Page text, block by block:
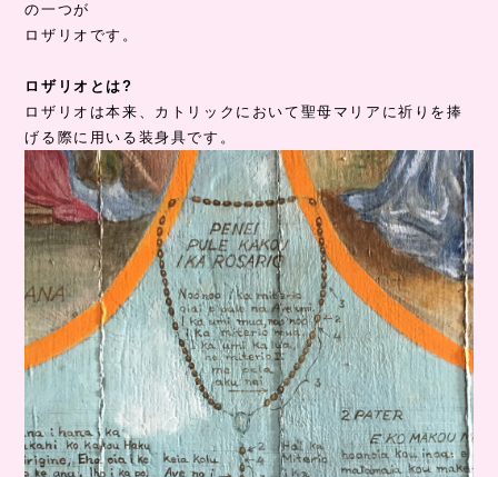
の一つが
ロザリオです。
ロザリオとは?
ロザリオは本来、カトリックにおいて聖母マリアに祈りを捧
げる際に用いる装身具です。